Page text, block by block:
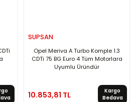
SUPSAN
Opel Meriva A Turbo Komple 1.3
CDTi 75 BG Euro 4 Tüm Motorlara
Uyumlu Üründür
10.853,81 TL
Kargo
Bedava